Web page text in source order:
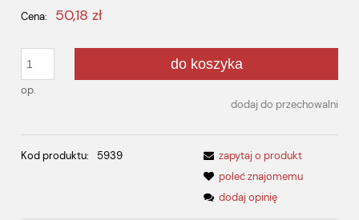
Cena: 50,18 zł
op.
do koszyka
dodaj do przechowalni
Kod produktu: 5939
zapytaj o produkt
poleć znajomemu
dodaj opinię